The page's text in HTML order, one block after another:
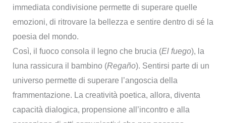
immediata condivisione permette di superare quelle
emozioni, di ritrovare la bellezza e sentire dentro di sé la
poesia del mondo.
Così, il fuoco consola il legno che brucia (El fuego), la
luna rassicura il bambino (Regaño). Sentirsi parte di un
universo permette di superare l’angoscia della
frammentazione. La creatività poetica, allora, diventa
capacità dialogica, propensione all’incontro e alla